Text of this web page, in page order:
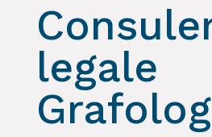
legale